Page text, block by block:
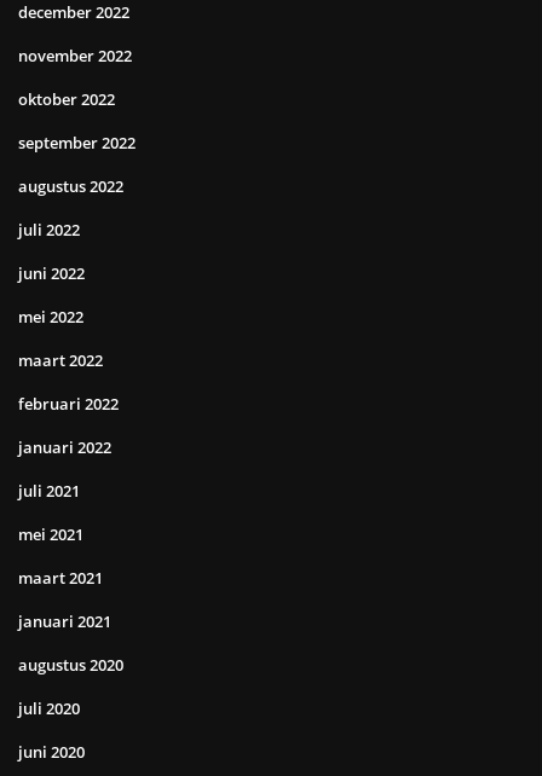
december 2022
november 2022
oktober 2022
september 2022
augustus 2022
juli 2022
juni 2022
mei 2022
maart 2022
februari 2022
januari 2022
juli 2021
mei 2021
maart 2021
januari 2021
augustus 2020
juli 2020
juni 2020